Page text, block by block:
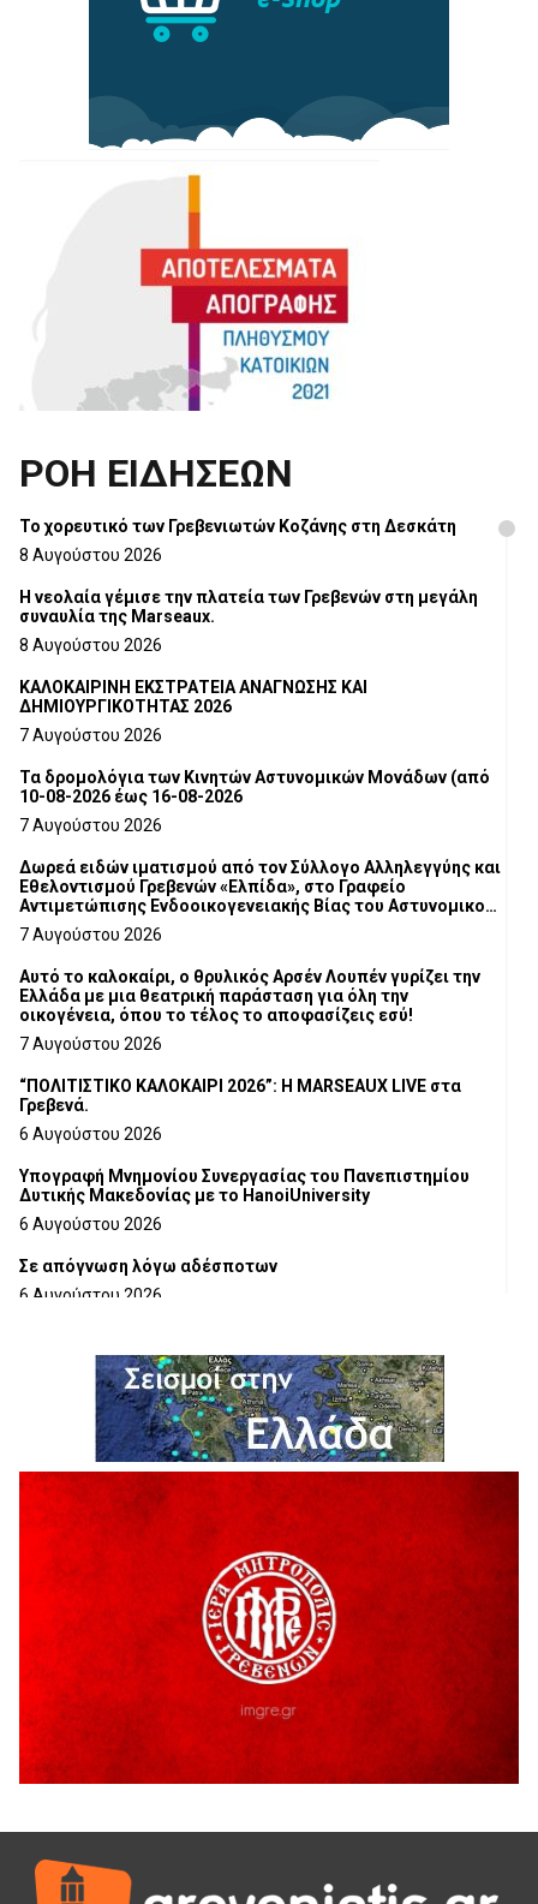
ΡΟΗ ΕΙΔΗΣΕΩΝ
Το χορευτικό των Γρεβενιωτών Κοζάνης στη Δεσκάτη
8 Αυγούστου 2026
Η νεολαία γέμισε την πλατεία των Γρεβενών στη μεγάλη
συναυλία της Marseaux.
8 Αυγούστου 2026
ΚΑΛΟΚΑΙΡΙΝΗ ΕΚΣΤΡΑΤΕΙΑ ΑΝΑΓΝΩΣΗΣ ΚΑΙ
ΔΗΜΙΟΥΡΓΙΚΟΤΗΤΑΣ 2026
7 Αυγούστου 2026
Τα δρομολόγια των Κινητών Αστυνομικών Μονάδων (από
10-08-2026 έως 16-08-2026
7 Αυγούστου 2026
Δωρεά ειδών ιματισμού από τον Σύλλογο Αλληλεγγύης και
Εθελοντισμού Γρεβενών «Ελπίδα», στο Γραφείο
Αντιμετώπισης Ενδοοικογενειακής Βίας του Αστυνομικού
Τμήματος Γρεβενών
7 Αυγούστου 2026
Αυτό το καλοκαίρι, ο θρυλικός Αρσέν Λουπέν γυρίζει την
Ελλάδα με μια θεατρική παράσταση για όλη την
οικογένεια, όπου το τέλος το αποφασίζεις εσύ!
7 Αυγούστου 2026
“ΠΟΛΙΤΙΣΤΙΚΟ ΚΑΛΟΚΑΙΡΙ 2026”: Η MARSEAUX LIVE στα
Γρεβενά.
6 Αυγούστου 2026
Υπογραφή Μνημονίου Συνεργασίας του Πανεπιστημίου
Δυτικής Μακεδονίας με το HanoiUniversity
6 Αυγούστου 2026
Σε απόγνωση λόγω αδέσποτων
6 Αυγούστου 2026
6 Αυγούστου 2026
Ολοκληρώνεται η ασφαλτόστρωση της οδού Περιβόλι –
6 Αυγούστου 2026
H παραδοχή λαθών είναι (και) δύναμη
5 Αυγούστου 2026
Ο ΑΝΔΡΕΑΣ ΑΣΛΑΝΙΔΗΣ ΣΥΝΕΧΙΖΕΙ ΣΤΟΝ ΠΡΩΤΕΑ
ΓΡΕΒΕΝΩΝ
5 Αυγούστου 2026
Ευχαριστήριο Εκπολιτιστικού Συλλόγου Ταξιάρχη προς κ.
Παρασχάκη Αθανάσιο
5 Αυγούστου 2026
Διακοπή υδροδότησης του Α΄ κλάδου ύδρευσης
5 Αυγούστου 2026
Θερινό Σινεμά στο πλαίσιο του «Πολιτιστικού